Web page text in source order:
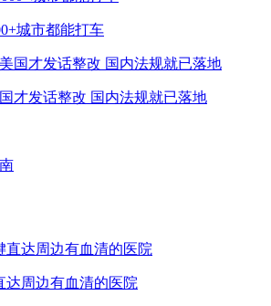
城市都能打车
才发话整改 国内法规就已落地
达周边有血清的医院